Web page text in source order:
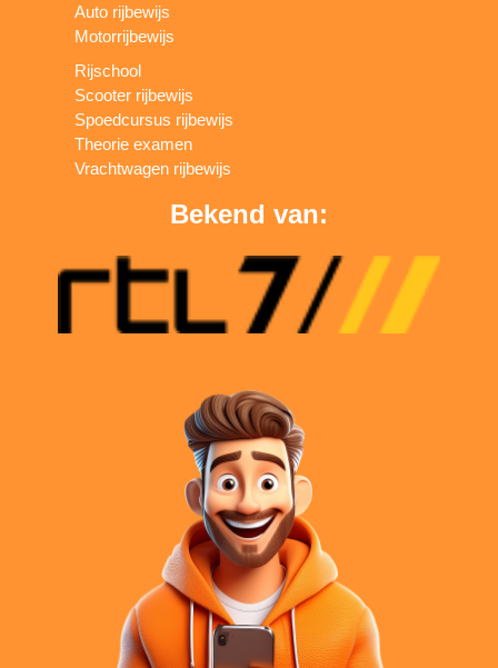
Auto rijbewijs
Motorrijbewijs
Rijschool
Scooter rijbewijs
Spoedcursus rijbewijs
Theorie examen
Vrachtwagen rijbewijs
Bekend van: